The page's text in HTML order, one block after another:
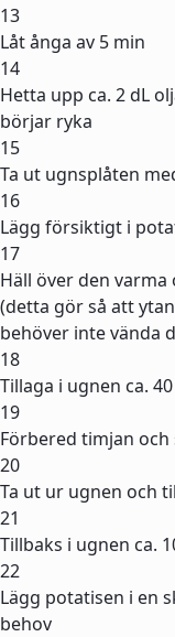
13
Låt ånga av 5 min
14
Hetta upp ca. 2 dL
börjar ryka
15
Ta ut ugnsplåten
16
Lägg försiktigt i
17
Häll över den
(detta gör så att
behöver inte vända
18
Tillaga i ugnen ca.
19
Förbered timjan
20
Ta ut ur ugnen och
21
Tillbaks i ugnen ca.
22
Lägg potatisen i en
behov